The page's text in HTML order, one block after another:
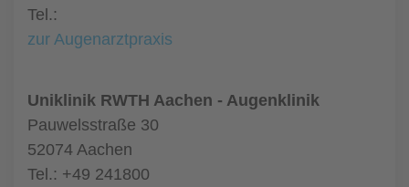
Tel.:
zur Augenarztpraxis
Uniklinik RWTH Aachen - Augenklinik
Pauwelsstraße 30
52074 Aachen
Tel.: +49 241800